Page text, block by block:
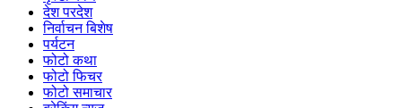
देश परदेश
निर्वाचन बिशेष
पर्यटन
फोटो कथा
फोटो फिचर
फोटो समाचार